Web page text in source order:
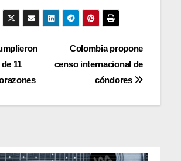
Colombia propone
censo internacional de
cóndores
11